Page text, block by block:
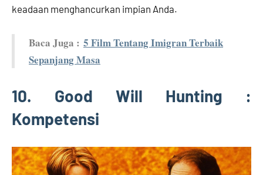
keadaan menghancurkan impian Anda.
Baca Juga : 5 Film Tentang Imigran Terbaik
Sepanjang Masa
10. Good Will Hunting :
Kompetensi